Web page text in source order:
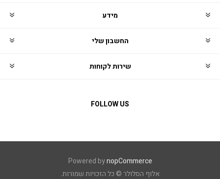
מידע
החשבון שלי
שירות לקוחות
FOLLOW US
Powered bynopCommerce
אלוף הסלולר © כל הזכויות שמורות.